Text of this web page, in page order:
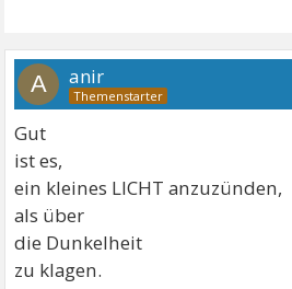
A anir
Gut
ist es,
ein kleines LICHT anzuzünden,
als über
die Dunkelheit
zu klagen.